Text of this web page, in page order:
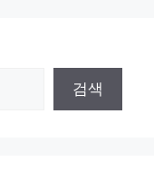
검색